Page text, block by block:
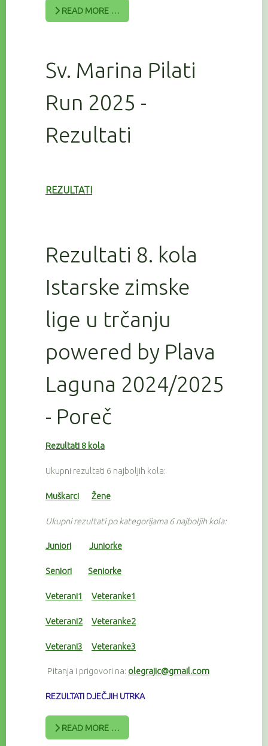
READ MORE …
Sv. Marina Pilati
Run 2025 -
Rezultati
REZULTATI
Rezultati 8. kola
Istarske zimske
lige u trčanju
powered by Plava
Laguna 2024/2025
- Poreč
Rezultati 8 kola
Ukupni rezultati 6 najboljih kola:
Muškarci Žene
Ukupni rezultati po kategorijama 6 najboljih kola:
Juniori Juniorke
Seniori Seniorke
Veterani1 Veteranke1
Veterani2 Veteranke2
Veterani3 Veteranke3
Pitanja i prigovori na: olegrajic@gmail.com
REZULTATI DJEČJIH UTRKA
READ MORE …